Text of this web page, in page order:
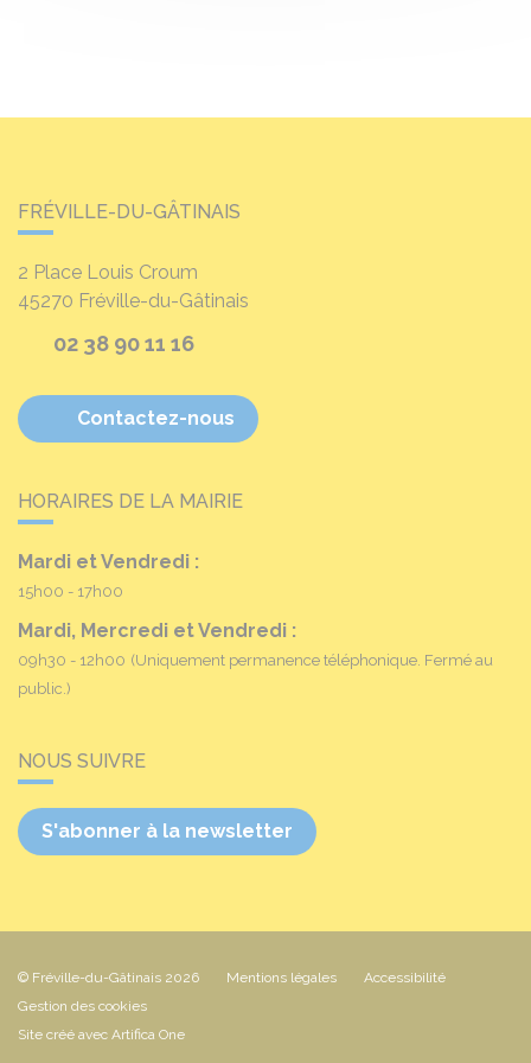
FRÉVILLE-DU-GÂTINAIS
2 Place Louis Croum
45270 Fréville-du-Gâtinais
02 38 90 11 16
Contactez-nous
HORAIRES DE LA MAIRIE
Mardi et Vendredi :
15h00 - 17h00
Mardi, Mercredi et Vendredi :
09h30 - 12h00 (Uniquement permanence téléphonique. Fermé au
public.)
NOUS SUIVRE
S'abonner à la newsletter
© Fréville-du-Gâtinais 2026 Mentions légales
Accessibilité
Gestion des cookies
Site créé avec Artifica One